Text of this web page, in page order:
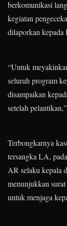
berkomunikasi
kegiatan
dilaporkan kepada
“Untuk
seluruh program
disampaikan
setelah
Terbongkarnya
tersangka LA,
AR selaku kepala
menunjukkan
untuk menjaga